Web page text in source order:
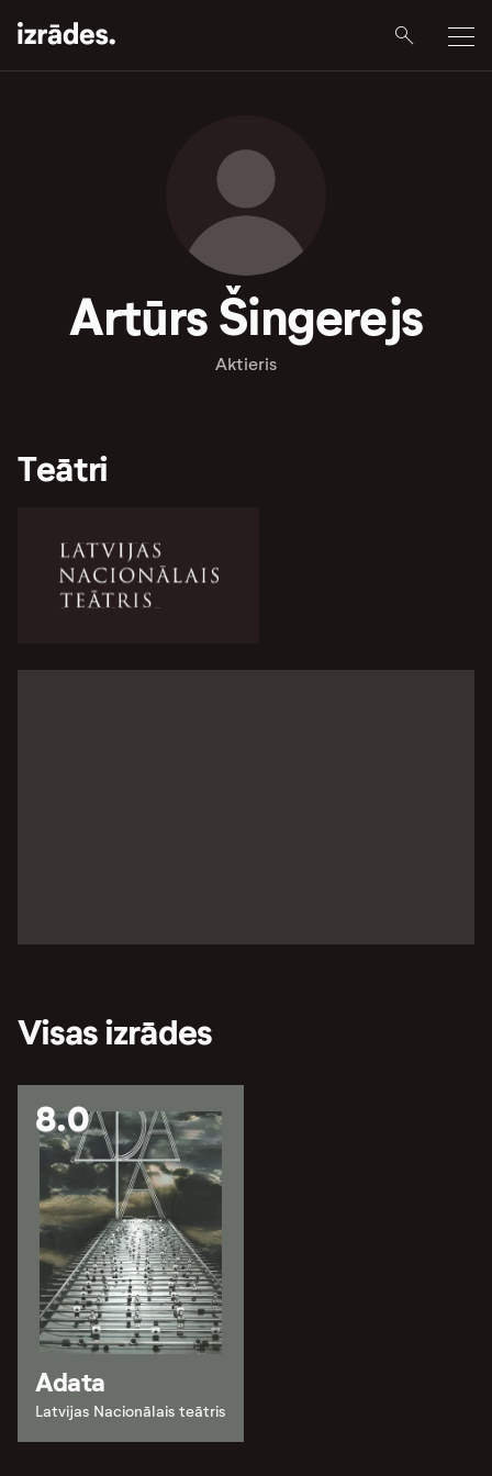
Artūrs Šingerejs
Aktieris
Teātri
Visas izrādes
8.0
Adata
Latvijas Nacionālais teātris